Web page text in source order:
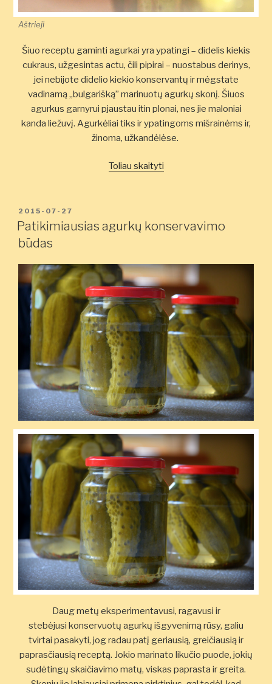
Aštrieji
Šiuo receptu gaminti agurkai yra ypatingi – didelis kiekis
cukraus, užgesintas actu, čili pipirai – nuostabus derinys,
jei nebijote didelio kiekio konservantų ir mėgstate
vadinamą „bulgarišką” marinuotų agurkų skonį. Šiuos
agurkus garnyrui pjaustau itin plonai, nes jie maloniai
kanda liežuvį. Agurkėliai tiks ir ypatingoms mišrainėms ir,
žinoma, užkandėlėse.
Toliau skaityti„Aštrūs
PASKELBTA
2015-07-27
Patikimiausias agurkų konservavimo
būdas
Daug metų eksperimentavusi, ragavusi ir
stebėjusi konservuotų agurkų išgyvenimą rūsy, galiu
tvirtai pasakyti, jog radau patį geriausią, greičiausią ir
paprasčiausią receptą. Jokio marinato likučio puode, jokių
sudėtingų skaičiavimo matų, viskas paprasta ir greita.